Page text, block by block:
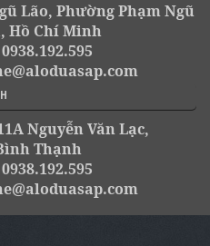
Lão, Phường Phạm Ngũ
Hồ Chí Minh
Nguyễn Văn Lạc,
Thạnh